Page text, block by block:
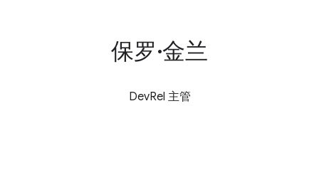
保罗·金兰
DevRel 主管